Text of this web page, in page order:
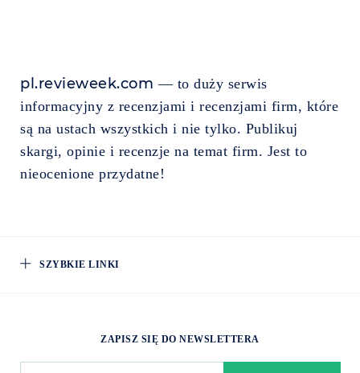
pl.revieweek.com — to duży serwis
informacyjny z recenzjami i recenzjami firm, które
są na ustach wszystkich i nie tylko. Publikuj
skargi, opinie i recenzje na temat firm. Jest to
nieocenione przydatne!
SZYBKIE LINKI
ZAPISZ SIĘ DO NEWSLETTERA